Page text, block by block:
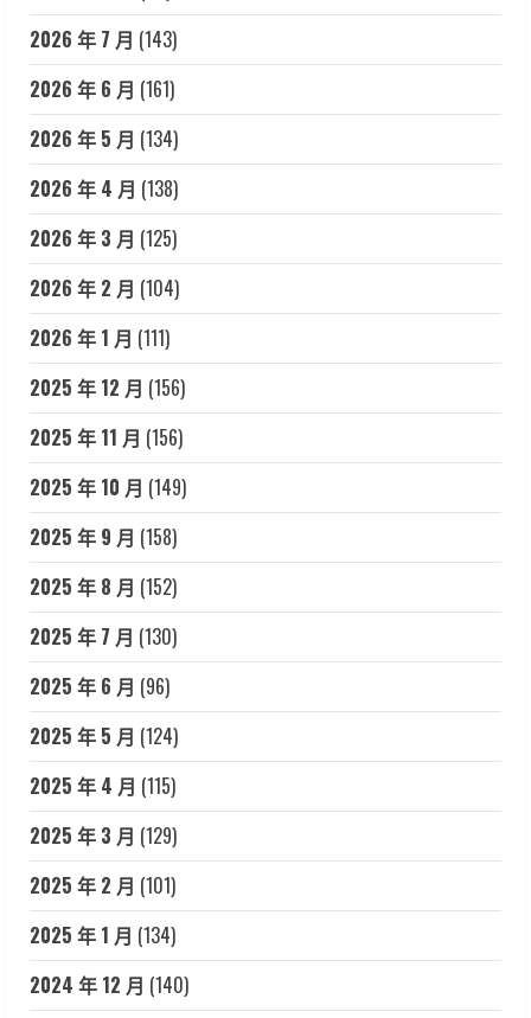
2026 年 7 月 (143)
2026 年 6 月 (161)
2026 年 5 月 (134)
2026 年 4 月 (138)
2026 年 3 月 (125)
2026 年 2 月 (104)
2026 年 1 月 (111)
2025 年 12 月 (156)
2025 年 11 月 (156)
2025 年 10 月 (149)
2025 年 9 月 (158)
2025 年 8 月 (152)
2025 年 7 月 (130)
2025 年 6 月 (96)
2025 年 5 月 (124)
2025 年 4 月 (115)
2025 年 3 月 (129)
2025 年 2 月 (101)
2025 年 1 月 (134)
2024 年 12 月 (140)